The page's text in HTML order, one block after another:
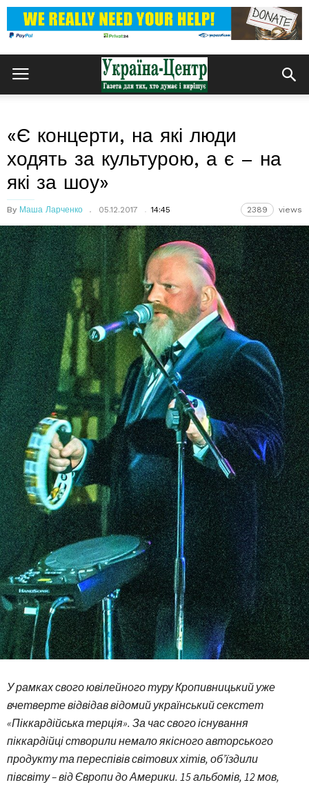
«Є концерти, на які люди
ходять за культурою, а є – на
які за шоу»
By Маша Ларченко 05.12.2017 14:45 2389 views
У рамках свого ювілейного туру Кропивницький уже
вчетверте відвідав відомий український секстет
«Піккардійська терція». За час свого існування
піккардійці створили немало якісного авторського
продукту та переспівів світових хітів, об’їздили
півсвіту – від Європи до Америки. 15 альбомів, 12 мов,